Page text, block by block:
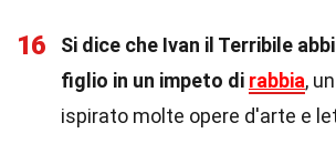
16
Si dice che Ivan il Terribile
figlio in un impeto di rabbia,
ispirato molte opere d'arte e